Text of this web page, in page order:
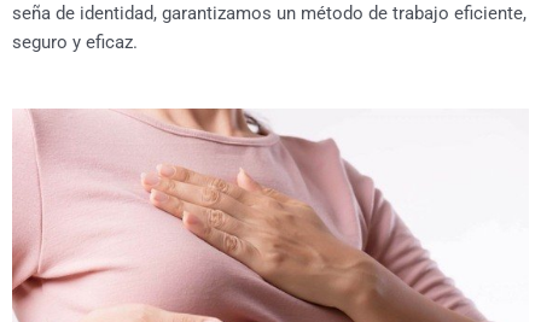
seña de identidad, garantizamos un método de trabajo eficiente,
seguro y eficaz.